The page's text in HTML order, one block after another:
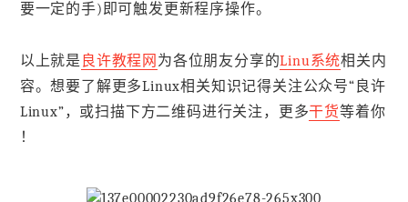
要一定的手)即可触发更新程序操作。
以上就是 良许教程网 为各位朋友分享的Linu系统相关内
容。想要了解更多Linux相关知识记得关注公众号“良许
Linux”，或扫描下方二维码进行关注，更多干货等着你
！